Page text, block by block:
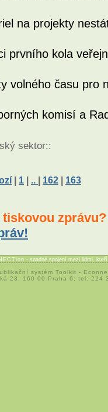
na projekty
prvního kola
volného času pro
komisí a
sektor::
| 1 | .. | 162 | 163
tiskovou
- snadné spojení mezi lidmi,
systém Toolkit -
23; 160 00 Praha 6; tel: 224